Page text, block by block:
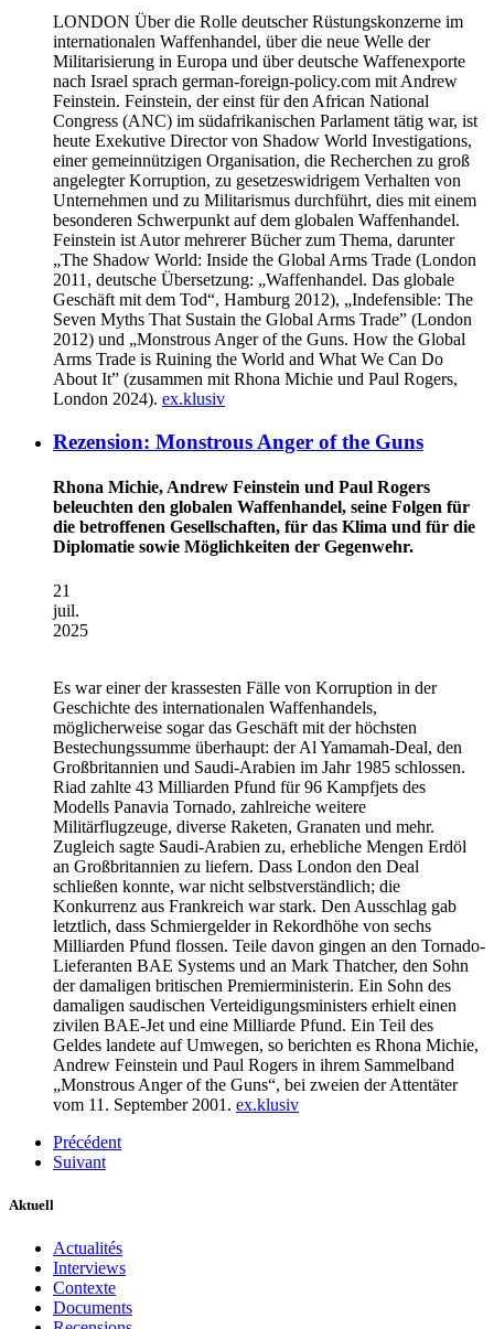
LONDON Über die Rolle deutscher Rüstungskonzerne im
internationalen Waffenhandel, über die neue Welle der
Militarisierung in Europa und über deutsche Waffenexporte
nach Israel sprach german-foreign-policy.com mit Andrew
Feinstein. Feinstein, der einst für den African National
Congress (ANC) im südafrikanischen Parlament tätig war, ist
heute Exekutive Director von Shadow World Investigations,
einer gemeinnützigen Organisation, die Recherchen zu groß
angelegter Korruption, zu gesetzeswidrigem Verhalten von
Unternehmen und zu Militarismus durchführt, dies mit einem
besonderen Schwerpunkt auf dem globalen Waffenhandel.
Feinstein ist Autor mehrerer Bücher zum Thema, darunter
„The Shadow World: Inside the Global Arms Trade (London
2011, deutsche Übersetzung: „Waffenhandel. Das globale
Geschäft mit dem Tod“, Hamburg 2012), „Indefensible: The
Seven Myths That Sustain the Global Arms Trade” (London
2012) und „Monstrous Anger of the Guns. How the Global
Arms Trade is Ruining the World and What We Can Do
About It” (zusammen mit Rhona Michie und Paul Rogers,
London 2024). ex.klusiv
Rezension: Monstrous Anger of the Guns
Rhona Michie, Andrew Feinstein und Paul Rogers
beleuchten den globalen Waffenhandel, seine Folgen für
die betroffenen Gesellschaften, für das Klima und für die
Diplomatie sowie Möglichkeiten der Gegenwehr.
21
juil.
2025
Es war einer der krassesten Fälle von Korruption in der
Geschichte des internationalen Waffenhandels,
möglicherweise sogar das Geschäft mit der höchsten
Bestechungssumme überhaupt: der Al Yamamah-Deal, den
Großbritannien und Saudi-Arabien im Jahr 1985 schlossen.
Riad zahlte 43 Milliarden Pfund für 96 Kampfjets des
Modells Panavia Tornado, zahlreiche weitere
Militärflugzeuge, diverse Raketen, Granaten und mehr.
Zugleich sagte Saudi-Arabien zu, erhebliche Mengen Erdöl
an Großbritannien zu liefern. Dass London den Deal
schließen konnte, war nicht selbstverständlich; die
Konkurrenz aus Frankreich war stark. Den Ausschlag gab
letztlich, dass Schmiergelder in Rekordhöhe von sechs
Milliarden Pfund flossen. Teile davon gingen an den Tornado-
Lieferanten BAE Systems und an Mark Thatcher, den Sohn
der damaligen britischen Premierministerin. Ein Sohn des
damaligen saudischen Verteidigungsministers erhielt einen
zivilen BAE-Jet und eine Milliarde Pfund. Ein Teil des
Geldes landete auf Umwegen, so berichten es Rhona Michie,
Andrew Feinstein und Paul Rogers in ihrem Sammelband
„Monstrous Anger of the Guns“, bei zweien der Attentäter
vom 11. September 2001. ex.klusiv
Précédent
Suivant
Aktuell
Actualités
Interviews
Contexte
Documents